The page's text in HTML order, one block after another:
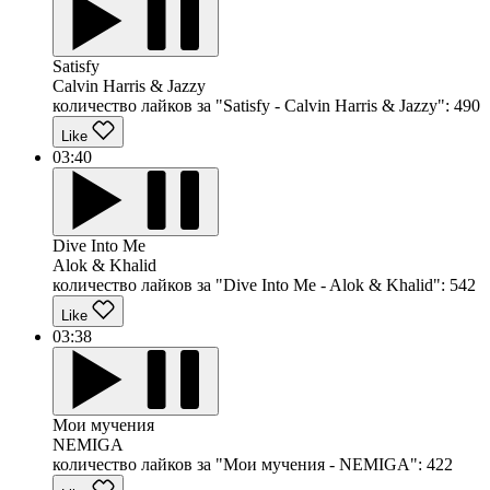
Satisfy
Calvin Harris & Jazzy
количество лайков за "Satisfy - Calvin Harris & Jazzy": 490
Like
03:40
Dive Into Me
Alok & Khalid
количество лайков за "Dive Into Me - Alok & Khalid": 542
Like
03:38
Мои мучения
NEMIGA
количество лайков за "Мои мучения - NEMIGA": 422